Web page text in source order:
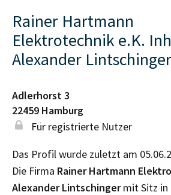
Rainer Hartmann
Elektrotechnik e.K.
Alexander Lintschinger
Adlerhorst 3
22459 Hamburg
Für registrierte Nutzer
Das Profil wurde zuletzt am
Die Firma Rainer Hartmann
Alexander Lintschingermit Sitz in